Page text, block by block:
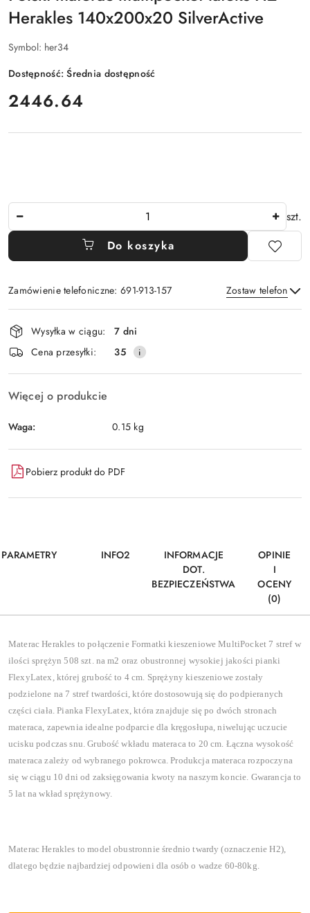
Herakles 140x200x20 SilverActive
Symbol: her34
Dostępność:Średnia dostępność
cena:
2446.64
szt.
Do koszyka
Zamówienie telefoniczne: 691-913-157 Zostaw telefon
Wyślij
Dostępność
i
dostawa
Wysyłka w ciągu:
7 dni
Cena przesyłki:
35
Więcej o produkcie
Waga: 0.15 kg
Pobierz produkt do PDF
PARAMETRY INFO2
INFORMACJE
DOT.
BEZPIECZEŃSTWA
OPINIE
I
OCENY
(0)
Materac Herakles to połączenie Formatki kieszeniowe MultiPocket 7 stref w
ilości sprężyn 508 szt. na m2 oraz obustronnej wysokiej jakości pianki
FlexyLatex, której grubość to 4 cm. Sprężyny kieszeniowe zostały
podzielone na 7 stref twardości, które dostosowują się do podpieranych
części ciała. Pianka FlexyLatex, która znajduje się po dwóch stronach
materaca, zapewnia idealnepodparcie dla kręgosłupa, niwelując uczucie
ucisku podczas snu. Grubość wkładu materaca to 20 cm. Łączna wysokość
materaca zależy od wybranego pokrowca. Produkcja materaca rozpoczyna
się w ciągu 10 dni od zaksięgowania kwoty na naszym koncie. Gwarancja to
5 lat na wkład sprężynowy.
Materac Herakles to model obustronnie średnio twardy (oznaczenie H2),
dlatego będzie najbardziej odpowieni dla osób o wadze 60-80kg.